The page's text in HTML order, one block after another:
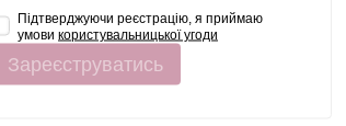
Підтверджуючи реєстрацію, я приймаю
умови користувальницької угоди
Зареєструватись